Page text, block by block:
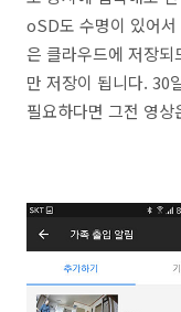
oSD도 수명이 있어
은 클라우드에 저장
만 저장이 됩니다. 30
필요하다면 그전 영